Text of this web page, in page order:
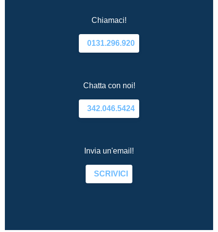
Chiamaci!
0131.296.920
Chatta con noi!
342.046.5424
Invia un'email!
SCRIVICI